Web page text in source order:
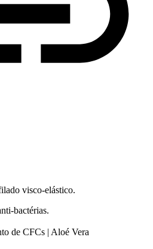
visco-elástico.
bactérias.
de CFCs | Aloé Vera